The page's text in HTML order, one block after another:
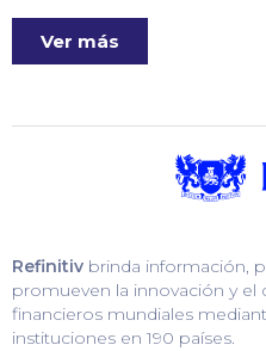
Ver más
Refinitiv brinda información,
promueven la innovación y
financieros mundiales
instituciones en 190 países.